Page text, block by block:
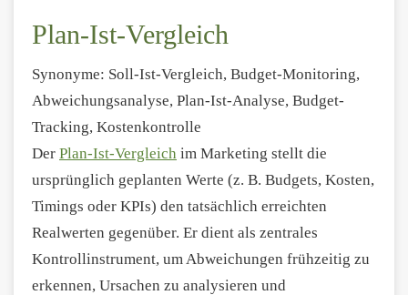
Plan-Ist-Vergleich
Synonyme: Soll-Ist-Vergleich, Budget-Monitoring,
Abweichungsanalyse, Plan-Ist-Analyse, Budget-
Tracking, Kostenkontrolle
Der Plan-Ist-Vergleich im Marketing stellt die
ursprünglich geplanten Werte (z. B. Budgets, Kosten,
Timings oder KPIs) den tatsächlich erreichten
Realwerten gegenüber. Er dient als zentrales
Kontrollinstrument, um Abweichungen frühzeitig zu
erkennen, Ursachen zu analysieren und